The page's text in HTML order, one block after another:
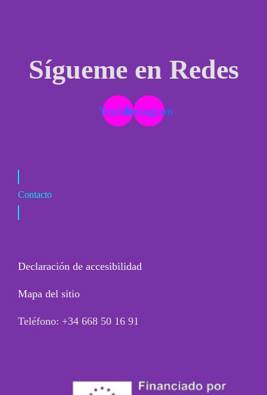
Sígueme en Redes
YoutubeInstagram
Contacto
Declaración de accesibilidad
Mapa del sitio
Teléfono: +34 668 50 16 91